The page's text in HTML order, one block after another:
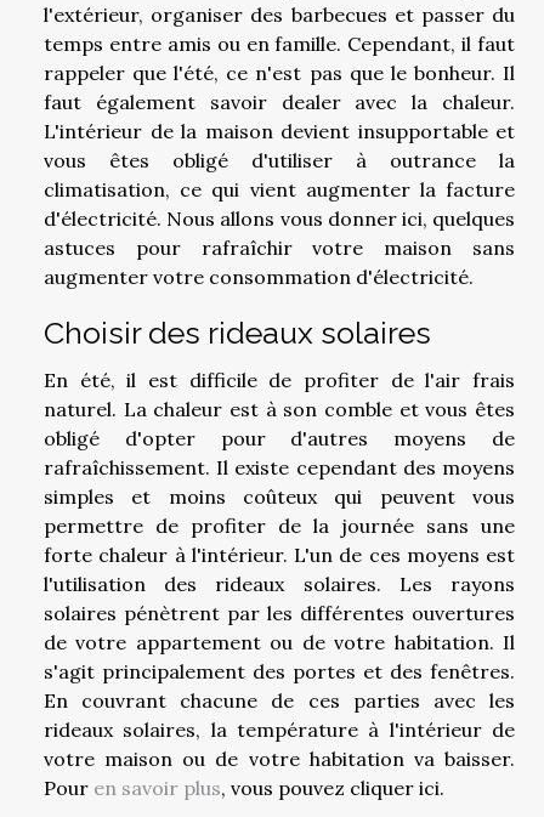
l'extérieur, organiser des barbecues et passer du
temps entre amis ou en famille. Cependant, il faut
rappeler que l'été, ce n'est pas que le bonheur. Il
faut également savoir dealer avec la chaleur.
L'intérieur de la maison devient insupportable et
vous êtes obligé d'utiliser à outrance la
climatisation, ce qui vient augmenter la facture
d'électricité. Nous allons vous donner ici, quelques
astuces pour rafraîchir votre maison sans
augmenter votre consommation d'électricité.
Choisir des rideaux solaires
En été, il est difficile de profiter de l'air frais
naturel. La chaleur est à son comble et vous êtes
obligé d'opter pour d'autres moyens de
rafraîchissement. Il existe cependant des moyens
simples et moins coûteux qui peuvent vous
permettre de profiter de la journée sans une
forte chaleur à l'intérieur. L'un de ces moyens est
l'utilisation des rideaux solaires. Les rayons
solaires pénètrent par les différentes ouvertures
de votre appartement ou de votre habitation. Il
s'agit principalement des portes et des fenêtres.
En couvrant chacune de ces parties avec les
rideaux solaires, la température à l'intérieur de
votre maison ou de votre habitation va baisser.
Pour en savoir plus, vous pouvez cliquer ici.